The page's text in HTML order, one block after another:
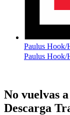
Paulus
Paulus
No vuelvas
Descarga